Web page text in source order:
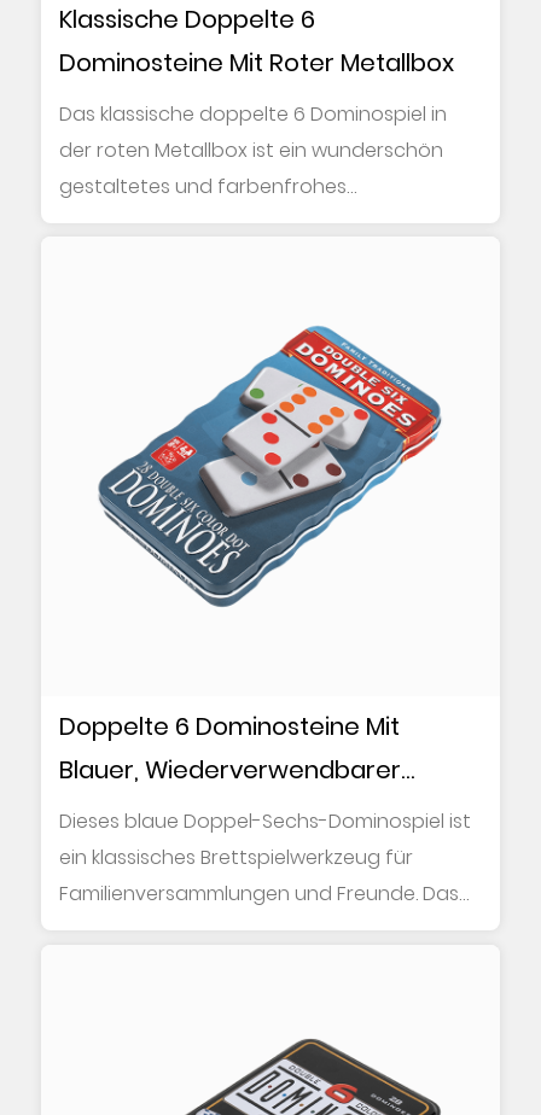
Klassische Doppelte 6
Dominosteine Mit Roter Metallbox
Das klassische doppelte 6 Dominospiel in
der roten Metallbox ist ein wunderschön
gestaltetes und farbenfrohes
Unterhaltungsspiel, ...
Doppelte 6 Dominosteine Mit
Blauer, Wiederverwendbarer
Metall-Sammelbox
Dieses blaue Doppel-Sechs-Dominospiel ist
ein klassisches Brettspielwerkzeug für
Familienversammlungen und Freunde. Das
Set enthäl...